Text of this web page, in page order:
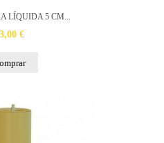
LÍQUIDA 5 CM...
€